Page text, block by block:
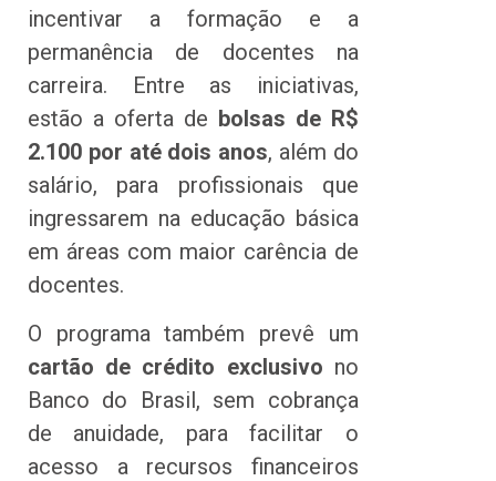
incentivar a formação e a
permanência de docentes na
carreira. Entre as iniciativas,
estão a oferta de bolsas de R$
2.100 por até dois anos, além do
salário, para profissionais que
ingressarem na educação básica
em áreas com maior carência de
docentes.
O programa também prevê um
cartão de crédito exclusivo no
Banco do Brasil, sem cobrança
de anuidade, para facilitar o
acesso a recursos financeiros